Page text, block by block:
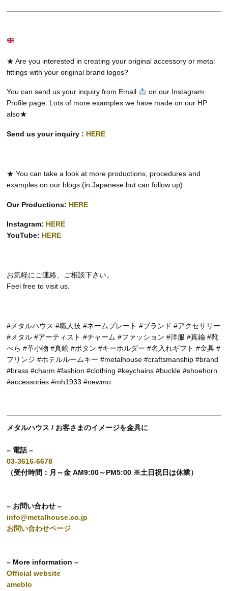
★ Are you interested in creating your original accessory or metal
fittings with your original brand logos?
You can send us your inquiry from Email
on our Instagram
Profile page. Lots of more examples we have made on our HP
also★
Send us your inquiry : HERE
★ You can take a look at more productions, procedures and
examples on our blogs (in Japanese but can follow up)
Our Productions: HERE
Instagram: HERE
YouTube: HERE
お気軽にご連絡、ご相談下さい。
Feel free to visit us.
#メタルハウス #職人技 #ネームプレート #ブランド #アクセサリー
#メタル #アーティスト #チャーム #ファッション #洋服 #真鍮 #靴
べら #革小物 #真鍮 #ボタン #キーホルダー #名入れギフト #金具 #
フリンジ #ホテルルームキー #metalhouse #craftsmanship #brand
#brass #charm #fashion #clothing #keychains #buckle #shoehorn
#accessories #mh1933 #newmo
メタルハウス / お客さまのイメージを金具に
– 電話 –
03-3616-6678
（受付時間：月～金 AM9:00～PM5:00 ※土日祝日は休業）
– お問い合わせ –
info@metalhouse.co.jp
お問い合わせページ
– More information –
Official website
ameblo